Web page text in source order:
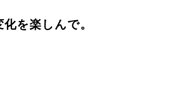
を楽しんで。